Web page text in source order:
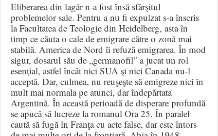
Eliberarea din lagăr n-a fost însă sfârşitul
problemelor sale. Pentru a nu fi expulzat s-a înscris
la Facultatea de Teologie din Heidelberg, asta în
timp ce căuta o cale de emigrare către o zonă mai
stabilă. America de Nord îi refuză emigrarea. În mod
sigur, dosarul său de „germanofil” a jucat un rol
esenţial, astfel încât nici SUA şi nici Canada nu-l
acceptă. Dar, culmea, nu reuşeşte să emigreze nici în
mult mai normala pe atunci, dar îndepărtata
Argentină. În această perioadă de disperare profundă
se apucă să lucreze la romanul Ora 25. În paralel
caută să fugă în Franţa cu acte false, dar este întors